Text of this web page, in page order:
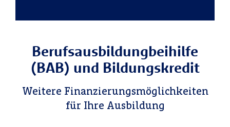
Berufsausbildungbeihilfe
(BAB) und Bildungskredit
Weitere Finanzierungsmöglichkeiten
für Ihre Ausbildung